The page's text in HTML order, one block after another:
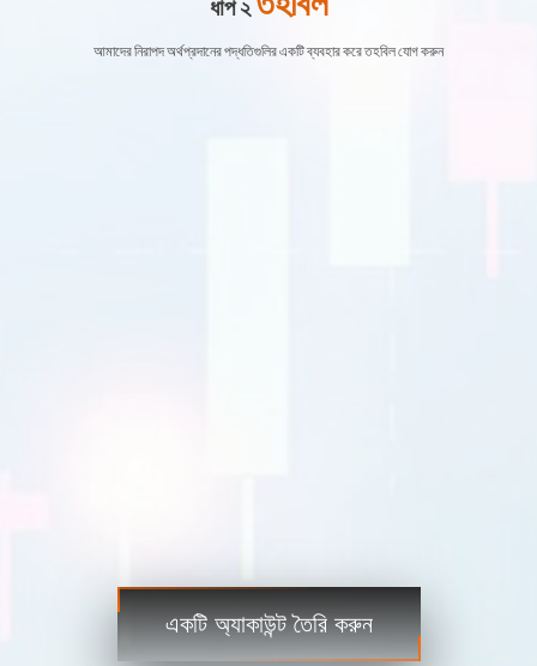
আমাদের নিরাপদ অর্থপ্রদানের পদ্ধতিগুলির একটি ব্যবহার করে তহবিল যোগ করুন
ধাপ 3বাণিজ্য
একটি অ্যাকাউন্ট তৈরি করুন